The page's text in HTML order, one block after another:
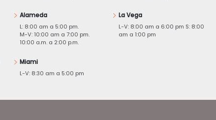
Alameda
L: 8:00 am a 5:00 pm.
M-V: 10:00 am a 7:00 pm.
10:00 a.m. a 2:00 p.m.
La Vega
L-V: 8:00 am a 6:00 pm S: 8:00
am a 1:00 pm
Miami
L-V: 8:30 am a 5:00 pm